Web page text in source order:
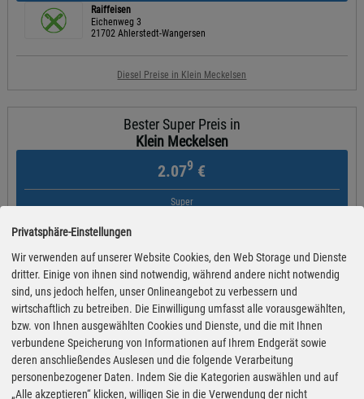
Raiffeisen
Eichenweg 3
21702 Ahlerstedt-Wangersen
Diesel Preise in Klein Meckelsen
Bester Super Preis in
Klein Meckelsen
2.079 €
Super
Raiffeisen
Eichenweg 3
Super Preise in Klein Meckelsen
Bester Super E10 Preis in
Klein Meckelsen
2.039€
Privatsphäre-Einstellungen
Wir verwenden auf unserer Website Cookies, den Web Storage und Dienste
dritter. Einige von ihnen sind notwendig, während andere nicht notwendig
sind, uns jedoch helfen, unser Onlineangebot zu verbessern und
wirtschaftlich zu betreiben. Die Einwilligung umfasst alle vorausgewählten,
bzw. von Ihnen ausgewählten Cookies und Dienste, und die mit Ihnen
verbundene Speicherung von Informationen auf Ihrem Endgerät sowie
deren anschließendes Auslesen und die folgende Verarbeitung
personenbezogener Daten. Indem Sie die Kategorien auswählen und auf
„Alle akzeptieren“ klicken, willigen Sie in die Verwendung der nicht